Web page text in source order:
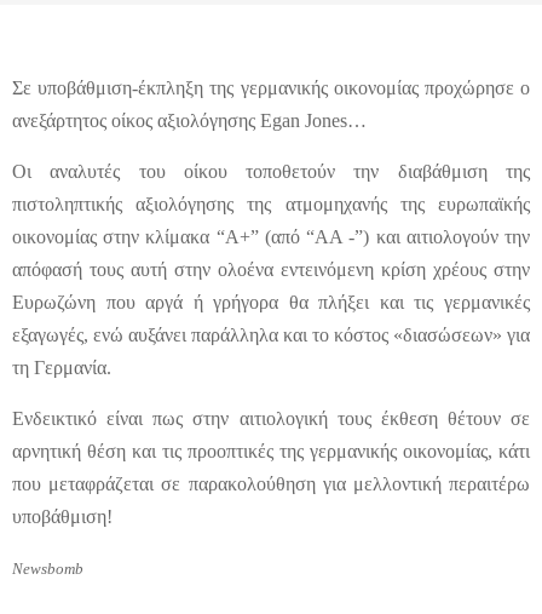
Σε υποβάθμιση-έκπληξη της γερμανικής οικονομίας προχώρησε ο
ανεξάρτητος οίκος αξιολόγησης Egan Jones…
Οι αναλυτές του οίκου τοποθετούν την διαβάθμιση της
πιστοληπτικής αξιολόγησης της ατμομηχανής της ευρωπαϊκής
οικονομίας στην κλίμακα “Α+” (από “AA -”) και αιτιολογούν την
απόφασή τους αυτή στην ολοένα εντεινόμενη κρίση χρέους στην
Ευρωζώνη που αργά ή γρήγορα θα πλήξει και τις γερμανικές
εξαγωγές, ενώ αυξάνει παράλληλα και το κόστος «διασώσεων» για
τη Γερμανία.
Ενδεικτικό είναι πως στην αιτιολογική τους έκθεση θέτουν σε
αρνητική θέση και τις προοπτικές της γερμανικής οικονομίας, κάτι
που μεταφράζεται σε παρακολούθηση για μελλοντική περαιτέρω
υποβάθμιση!
Newsbomb